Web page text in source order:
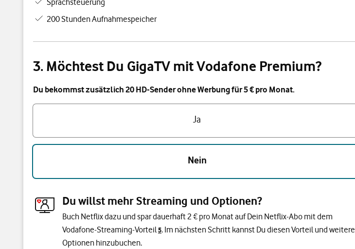
Sprachsteuerung
200 Stunden Aufnahmespeicher
3. Möchtest Du GigaTV mit Vodafone Premium?
Du bekommst zusätzlich 20 HD-Sender ohne Werbung für 5 € pro Monat.
Ja
Nein
Du willst mehr Streaming und Optionen?
Buch Netflix dazu und spar dauerhaft 2 € pro Monat auf Dein Netflix-Abo mit dem
Vodafone-Streaming-Vorteil5. Im nächsten Schritt kannst Du diesen Vorteil und weitere
Optionen hinzubuchen.